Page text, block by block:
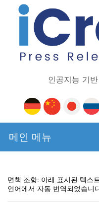
인공지능 기
메인 메뉴
면책 조항: 아래 표시된 텍스
언어에서 자동 번역되었습니